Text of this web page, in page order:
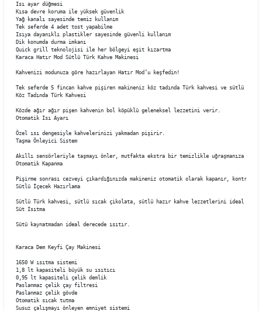
Isı ayar düğmesi
Kısa devre koruma ile yüksek güvenlik
Yağ kanalı sayesinde temiz kullanım
Tek seferde 4 adet tost yapabilme
Isıya dayanıklı plastikler sayesinde güvenli kullanım
Dik konumda durma imkanı
Quick grill teknolojisi ile her bölgeyi eşit kızartma
Karaca Hatır Mod Sütlü Türk Kahve Makinesi
Kahvenizi modunuza göre hazırlayan Hatır Mod’u keşfedin!
Tek seferde 5 fincan kahve pişiren makineniz köz tadında Türk kahvesi ve sütlü
Köz Tadında Türk Kahvesi
Közde ağır ağır pişen kahvenin bol köpüklü geleneksel lezzetini verir.
Otomatik Isı Ayarı
Özel ısı dengesiyle kahvelerinizi yakmadan pişirir.
Taşma Önleyici Sistem
Akıllı sensörleriyle taşmayı önler, mutfakta ekstra bir temizlikle uğraşmanıza gerek
Otomatik Kapanma
Pişirme sonrası cezveyi çıkardığınızda makineniz otomatik olarak kapanır, kontrol
Sütlü İçecek Hazırlama
Sütlü Türk kahvesi, sütlü sıcak çikolata, sütlü hazır kahve lezzetlerini ideal
Süt Isıtma
Sütü kaynatmadan ideal derecede ısıtır.
Karaca Dem Keyfi Çay Makinesi
1650 W ısıtma sistemi
1,8 lt kapasiteli büyük su ısıtıcı
0,95 lt kapasiteli çelik demlik
Paslanmaz çelik çay filtresi
Paslanmaz çelik gövde
Otomatik sıcak tutma
Susuz çalışmayı önleyen emniyet sistemi